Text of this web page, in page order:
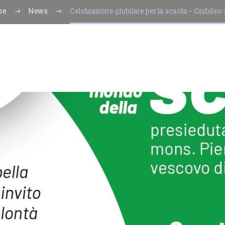
News Celebrazione giubilare per la scuola – Giubileo